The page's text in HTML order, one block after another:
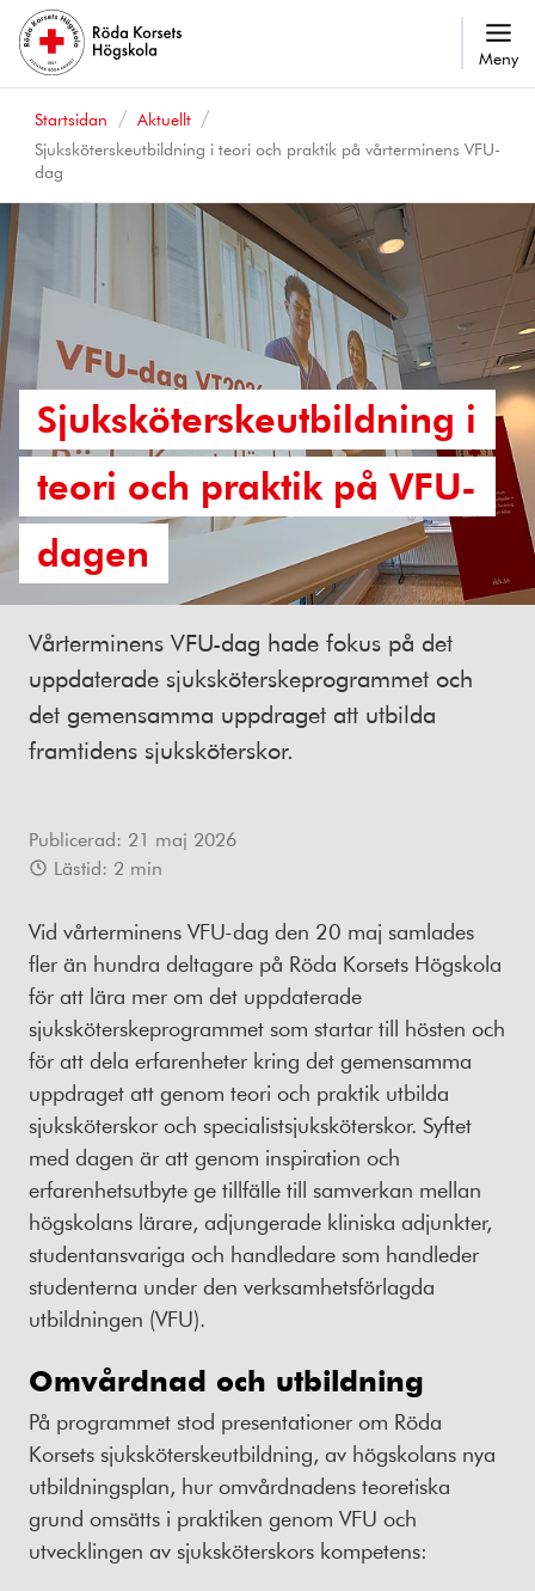
Meny
Startsidan
Aktuellt
Sjuksköterskeutbildning i teori och praktik på vårterminens VFU-
dag
Sjuksköterskeutbildning i
teori och praktik på VFU-
dagen
Vårterminens VFU-dag hade fokus på det
uppdaterade sjuksköterskeprogrammet och
det gemensamma uppdraget att utbilda
framtidens sjuksköterskor.
Publicerad: 21 maj 2026
Lästid: 2 min
Vid vårterminens VFU-dag den 20 maj samlades
fler än hundra deltagare på Röda Korsets Högskola
för att lära mer om det uppdaterade
sjuksköterskeprogrammet som startar till hösten och
för att dela erfarenheter kring det gemensamma
uppdraget att genom teori och praktik utbilda
sjuksköterskor och specialistsjuksköterskor. Syftet
med dagen är att genom inspiration och
erfarenhetsutbyte ge tillfälle till samverkan mellan
högskolans lärare, adjungerade kliniska adjunkter,
studentansvariga och handledare som handleder
studenterna under den verksamhetsförlagda
utbildningen (VFU).
Omvårdnad och utbildning
På programmet stod presentationer om Röda
Korsets sjuksköterskeutbildning, av högskolans nya
utbildningsplan, hur omvårdnadens teoretiska
grund omsätts i praktiken genom VFU och
utvecklingen av sjuksköterskors kompetens: